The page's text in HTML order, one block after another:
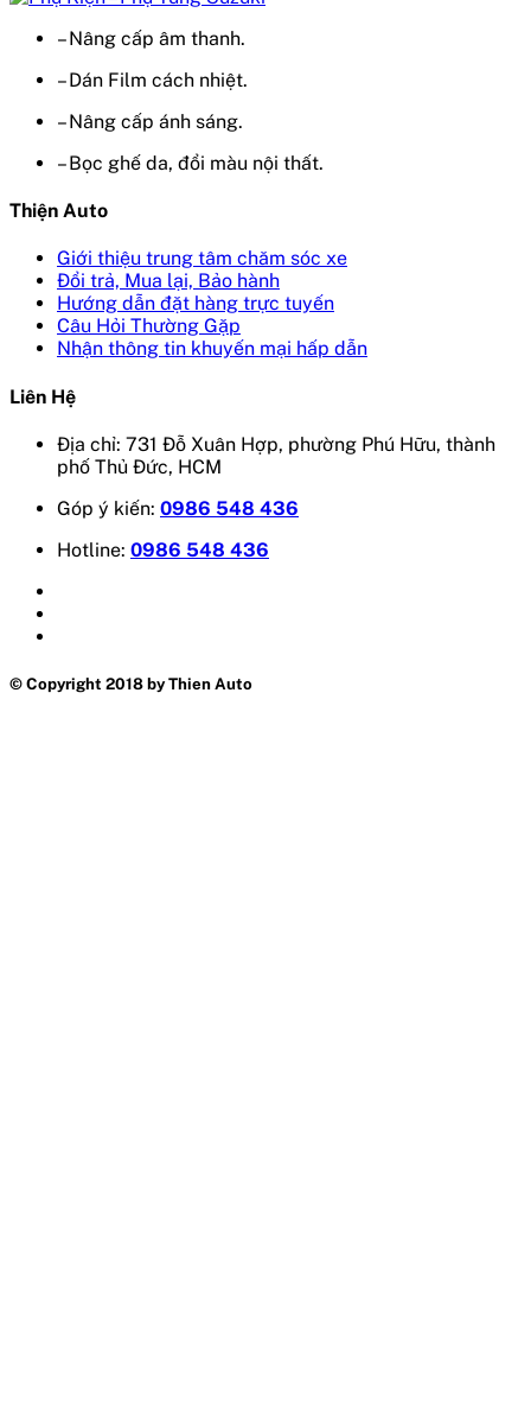
– Nâng cấp âm thanh.
– Dán Film cách nhiệt.
– Nâng cấp ánh sáng.
– Bọc ghế da, đổi màu nội thất.
Thiện Auto
Giới thiệu trung tâm chăm sóc xe
Đổi trả, Mua lại, Bảo hành
Hướng dẫn đặt hàng trực tuyến
Câu Hỏi Thường Gặp
Nhận thông tin khuyến mại hấp dẫn
Liên Hệ
Địa chỉ: 731 Đỗ Xuân Hợp, phường Phú Hữu, thành
phố Thủ Đức, HCM
Góp ý kiến: 0986 548 436
Hotline: 0986 548 436
© Copyright 2018 by Thien Auto